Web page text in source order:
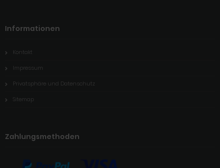
Informationen
Kontakt
Impressum
Privatsphäre und Datenschutz
Sitemap
Zahlungsmethoden